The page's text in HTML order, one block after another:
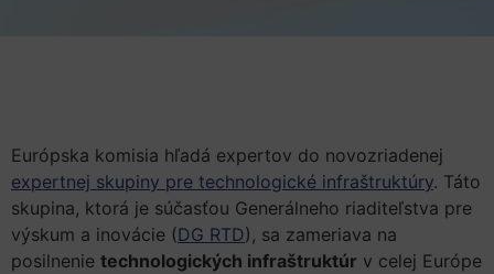
Európska komisia hľadá expertov do novozriadenej
expertnej skupiny pre technologické infraštruktúry. Táto
skupina, ktorá je súčasťou Generálneho riaditeľstva pre
výskum a inovácie (DG RTD), sa zameriava na
posilnenie technologických infraštruktúr v celej Európe